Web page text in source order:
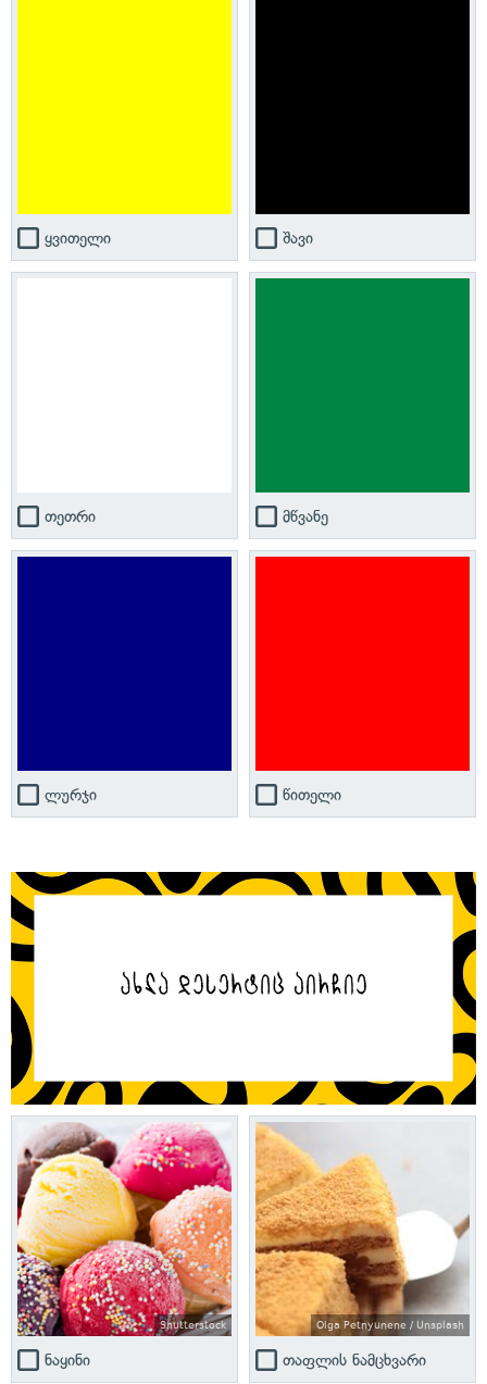
ყვითელი შავი
თეთრი მწვანე
ლურჯი წითელი
Shutterstock
ნაყინი
Olga Petnyunene / Unsplash
თაფლის ნამცხვარი